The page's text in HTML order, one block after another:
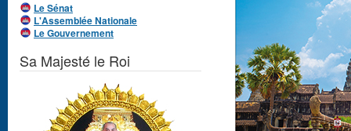
Le Sénat
L'Assemblée Nationale
Le Gouvernement
Sa Majesté le Roi